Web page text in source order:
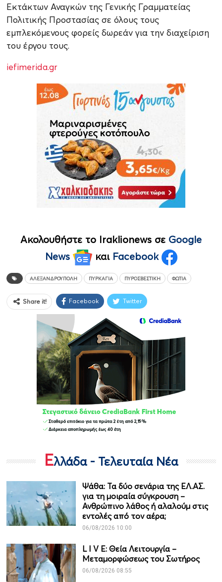
Εκτάκτων Αναγκών της Γενικής Γραμματείας
Πολιτικής Προστασίας σε όλους τους
εμπλεκόμενους φορείς δωρεάν για την διαχείριση
του έργου τους.
iefimerida.gr
Ακολουθήστε το Iraklionews σε Google
News
και Facebook
ΑΛΕΞΑΝΔΡΟΎΠΟΛΗ ΠΥΡΚΑΓΙΆ ΠΥΡΟΣΒΕΣΤΙΚΉ ΦΩΤΙΆ
Share it! Facebook Twitter
Ελλάδα - Τελευταία Νέα
Ψάθα: Τα δύο σενάρια της ΕΛ.ΑΣ.
για τη μοιραία σύγκρουση –
Ανθρώπινο λάθος ή αλαλούμ στις
εντολές από τον αέρα;
06/08/2026 10:00
L I V E: Θεία Λειτουργία –
Μεταμορφώσεως του Σωτήρος
06/08/2026 08:55